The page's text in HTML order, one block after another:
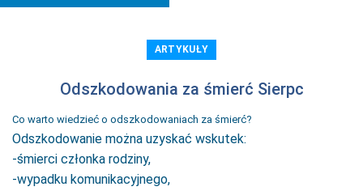
ARTYKUŁY
Odszkodowania za śmierć Sierpc
Co warto wiedzieć o odszkodowaniach za śmierć?
Odszkodowanie można uzyskać wskutek:
-śmierci członka rodziny,
-wypadku komunikacyjnego,